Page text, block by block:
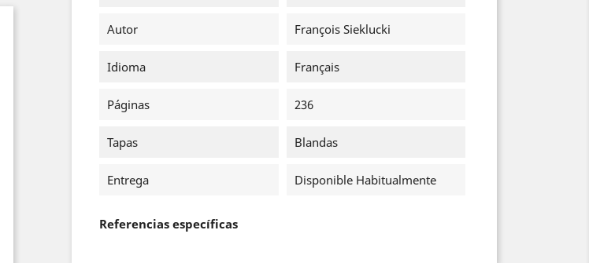
Autor François Sieklucki
Idioma Français
Páginas 236
Tapas Blandas
Entrega Disponible Habitualmente
Referencias específicas